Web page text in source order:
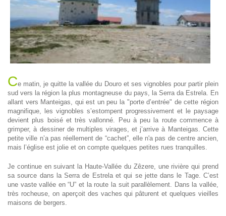
Ce matin, je quitte la vallée du Douro et ses vignobles pour partir plein
sud vers la région la plus montagneuse du pays, la Serra da Estrela. En
allant vers Manteigas, qui est un peu la "porte d’entrée" de cette région
magnifique, les vignobles s’estompent progressivement et le paysage
devient plus boisé et très vallonné. Peu à peu la route commence à
grimper, à dessiner de multiples virages, et j’arrive à Manteigas. Cette
petite ville n’a pas réellement de “cachet”, elle n'a pas de centre ancien,
mais l’église est jolie et on compte quelques petites rues tranquilles.
Je continue en suivant la Haute-Vallée du Zêzere, une rivière qui prend
sa source dans la Serra de Estrela et qui se jette dans le Tage. C’est
une vaste vallée en “U” et la route la suit parallèlement. Dans la vallée,
très rocheuse, on aperçoit des vaches qui pâturent et quelques vieilles
maisons de bergers.